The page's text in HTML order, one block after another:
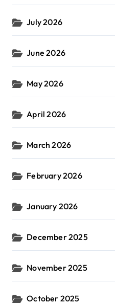
July 2026
June 2026
May 2026
April 2026
March 2026
February 2026
January 2026
December 2025
November 2025
October 2025